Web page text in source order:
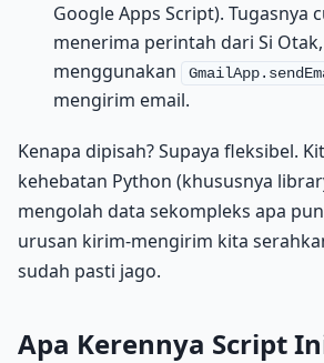
Google Apps Script). Tugasnya
menerima perintah dari Si
menggunakan
mengirim email.
Kenapa dipisah? Supaya fleksibel.
kehebatan Python (khususnya
mengolah data sekompleks apa
urusan kirim-mengirim kita
sudah pasti jago.
Apa Kerennya Script